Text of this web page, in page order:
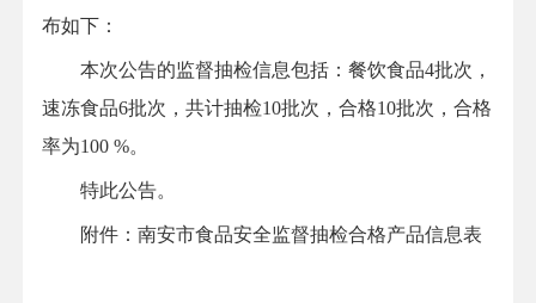
布如下：
本次公告的监督抽检信息包括：餐饮食品4批次，
速冻食品6批次，共计抽检10批次，合格10批次，合格
率为100 %。
特此公告。
附件：南安市食品安全监督抽检合格产品信息表